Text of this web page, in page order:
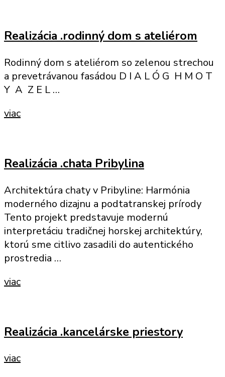
Realizácia .rodinný dom s ateliérom
Rodinný dom s ateliérom so zelenou strechou
a prevetrávanou fasádou D I A L Ó G H M O T
Y A Z E L …
viac
Realizácia .chata Pribylina
Architektúra chaty v Pribyline: Harmónia
moderného dizajnu a podtatranskej prírody
Tento projekt predstavuje modernú
interpretáciu tradičnej horskej architektúry,
ktorú sme citlivo zasadili do autentického
prostredia …
viac
Realizácia .kancelárske priestory
viac